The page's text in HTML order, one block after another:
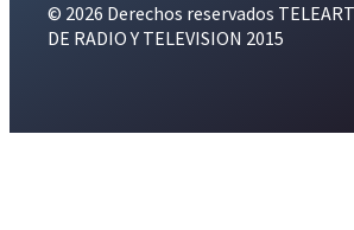
© 2026 Derechos reservados
DE RADIO Y TELEVISION 2015